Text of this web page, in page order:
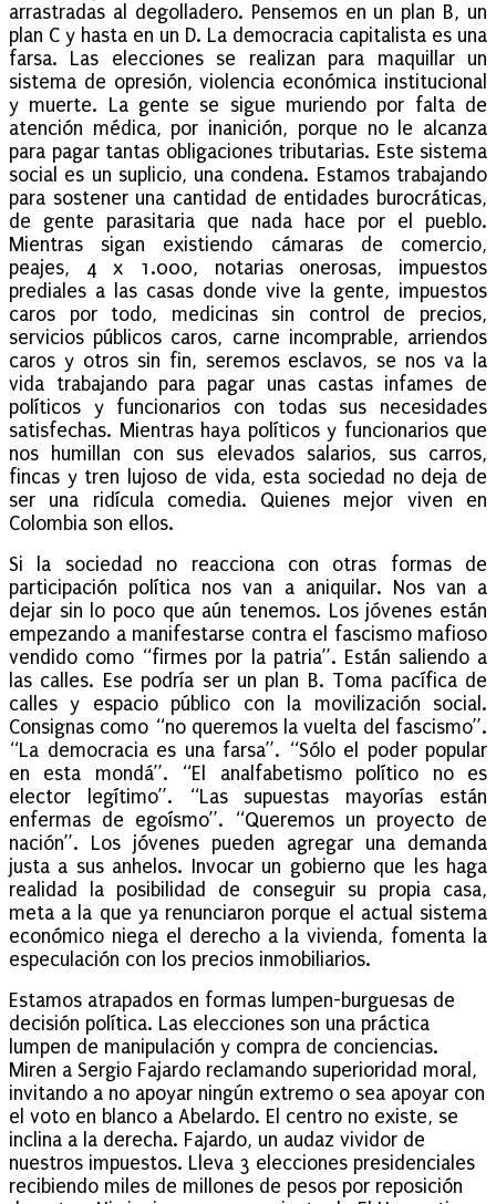
arrastradas al degolladero. Pensemos en un plan B, un
plan C y hasta en un D. La democracia capitalista es una
farsa. Las elecciones se realizan para maquillar un
sistema de opresión, violencia económica institucional
y muerte. La gente se sigue muriendo por falta de
atención médica, por inanición, porque no le alcanza
para pagar tantas obligaciones tributarias. Este sistema
social es un suplicio, una condena. Estamos trabajando
para sostener una cantidad de entidades burocráticas,
de gente parasitaria que nada hace por el pueblo.
Mientras sigan existiendo cámaras de comercio,
peajes, 4 x 1.000, notarias onerosas, impuestos
prediales a las casas donde vive la gente, impuestos
caros por todo, medicinas sin control de precios,
servicios públicos caros, carne incomprable, arriendos
caros y otros sin fin, seremos esclavos, se nos va la
vida trabajando para pagar unas castas infames de
políticos y funcionarios con todas sus necesidades
satisfechas. Mientras haya políticos y funcionarios que
nos humillan con sus elevados salarios, sus carros,
fincas y tren lujoso de vida, esta sociedad no deja de
ser una ridícula comedia. Quienes mejor viven en
Colombia son ellos.
Si la sociedad no reacciona con otras formas de
participación política nos van a aniquilar. Nos van a
dejar sin lo poco que aún tenemos. Los jóvenes están
empezando a manifestarse contra el fascismo mafioso
vendido como “firmes por la patria”. Están saliendo a
las calles. Ese podría ser un plan B. Toma pacífica de
calles y espacio público con la movilización social.
Consignas como “no queremos la vuelta del fascismo”.
“La democracia es una farsa”. “Sólo el poder popular
en esta mondá”. “El analfabetismo político no es
elector legítimo”. “Las supuestas mayorías están
enfermas de egoísmo”. “Queremos un proyecto de
nación”. Los jóvenes pueden agregar una demanda
justa a sus anhelos. Invocar un gobierno que les haga
realidad la posibilidad de conseguir su propia casa,
meta a la que ya renunciaron porque el actual sistema
económico niega el derecho a la vivienda, fomenta la
especulación con los precios inmobiliarios.
Estamos atrapados en formas lumpen-burguesas de
decisión política. Las elecciones son una práctica
lumpen de manipulación y compra de conciencias.
Miren a Sergio Fajardo reclamando superioridad moral,
invitando a no apoyar ningún extremo o sea apoyar con
el voto en blanco a Abelardo. El centro no existe, se
inclina a la derecha. Fajardo, un audaz vividor de
nuestros impuestos. Lleva 3 elecciones presidenciales
recibiendo miles de millones de pesos por reposición